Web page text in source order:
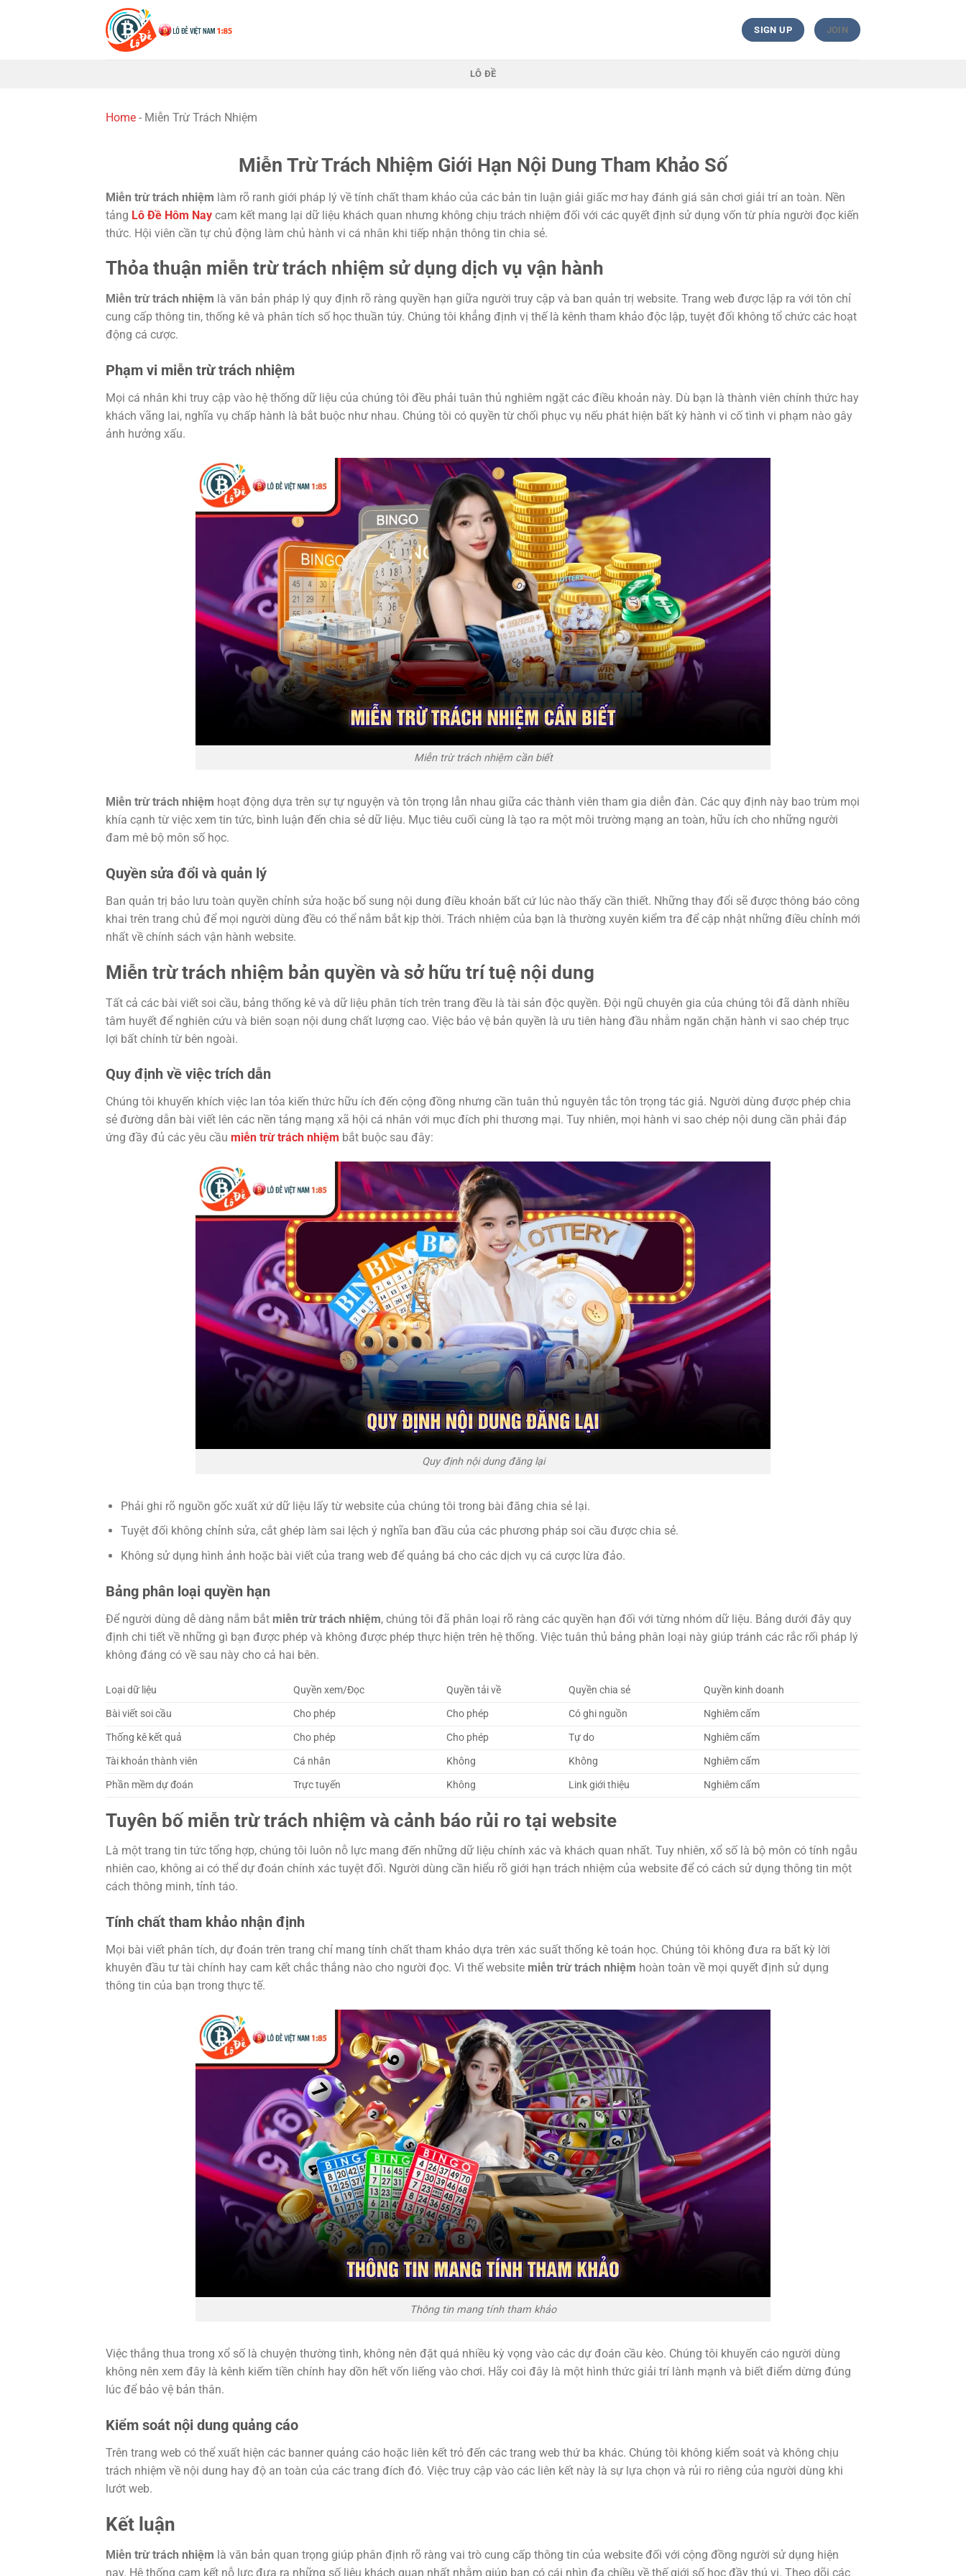
SIGN UP JOIN
LÔ ĐỀ
Home - Miễn Trừ Trách Nhiệm
Miễn Trừ Trách Nhiệm Giới Hạn Nội Dung Tham Khảo Số
Miễn trừ trách nhiệm làm rõ ranh giới pháp lý về tính chất tham khảo của các bản tin luận giải giấc mơ hay đánh giá sân chơi giải trí an toàn. Nền
tảng Lô Đề Hôm Nay cam kết mang lại dữ liệu khách quan nhưng không chịu trách nhiệm đối với các quyết định sử dụng vốn từ phía người đọc kiến
thức. Hội viên cần tự chủ động làm chủ hành vi cá nhân khi tiếp nhận thông tin chia sẻ.
Thỏa thuận miễn trừ trách nhiệm sử dụng dịch vụ vận hành
Miễn trừ trách nhiệm là văn bản pháp lý quy định rõ ràng quyền hạn giữa người truy cập và ban quản trị website. Trang web được lập ra với tôn chỉ
cung cấp thông tin, thống kê và phân tích số học thuần túy. Chúng tôi khẳng định vị thế là kênh tham khảo độc lập, tuyệt đối không tổ chức các hoạt
động cá cược.
Phạm vi miễn trừ trách nhiệm
Mọi cá nhân khi truy cập vào hệ thống dữ liệu của chúng tôi đều phải tuân thủ nghiêm ngặt các điều khoản này. Dù bạn là thành viên chính thức hay
khách vãng lai, nghĩa vụ chấp hành là bắt buộc như nhau. Chúng tôi có quyền từ chối phục vụ nếu phát hiện bất kỳ hành vi cố tình vi phạm nào gây
ảnh hưởng xấu.
Miễn trừ trách nhiệm cần biết
Miễn trừ trách nhiệm hoạt động dựa trên sự tự nguyện và tôn trọng lẫn nhau giữa các thành viên tham gia diễn đàn. Các quy định này bao trùm mọi
khía cạnh từ việc xem tin tức, bình luận đến chia sẻ dữ liệu. Mục tiêu cuối cùng là tạo ra một môi trường mạng an toàn, hữu ích cho những người
đam mê bộ môn số học.
Quyền sửa đổi và quản lý
Ban quản trị bảo lưu toàn quyền chỉnh sửa hoặc bổ sung nội dung điều khoản bất cứ lúc nào thấy cần thiết. Những thay đổi sẽ được thông báo công
khai trên trang chủ để mọi người dùng đều có thể nắm bắt kịp thời. Trách nhiệm của bạn là thường xuyên kiểm tra để cập nhật những điều chỉnh mới
nhất về chính sách vận hành website.
Miễn trừ trách nhiệm bản quyền và sở hữu trí tuệ nội dung
Tất cả các bài viết soi cầu, bảng thống kê và dữ liệu phân tích trên trang đều là tài sản độc quyền. Đội ngũ chuyên gia của chúng tôi đã dành nhiều
tâm huyết để nghiên cứu và biên soạn nội dung chất lượng cao. Việc bảo vệ bản quyền là ưu tiên hàng đầu nhằm ngăn chặn hành vi sao chép trục
lợi bất chính từ bên ngoài.
Quy định về việc trích dẫn
Chúng tôi khuyến khích việc lan tỏa kiến thức hữu ích đến cộng đồng nhưng cần tuân thủ nguyên tắc tôn trọng tác giả. Người dùng được phép chia
sẻ đường dẫn bài viết lên các nền tảng mạng xã hội cá nhân với mục đích phi thương mại. Tuy nhiên, mọi hành vi sao chép nội dung cần phải đáp
ứng đầy đủ các yêu cầu miễn trừ trách nhiệm bắt buộc sau đây:
Quy định nội dung đăng lại
Phải ghi rõ nguồn gốc xuất xứ dữ liệu lấy từ website của chúng tôi trong bài đăng chia sẻ lại.
Tuyệt đối không chỉnh sửa, cắt ghép làm sai lệch ý nghĩa ban đầu của các phương pháp soi cầu được chia sẻ.
Không sử dụng hình ảnh hoặc bài viết của trang web để quảng bá cho các dịch vụ cá cược lừa đảo.
Bảng phân loại quyền hạn
Để người dùng dễ dàng nắm bắt miễn trừ trách nhiệm, chúng tôi đã phân loại rõ ràng các quyền hạn đối với từng nhóm dữ liệu. Bảng dưới đây quy
định chi tiết về những gì bạn được phép và không được phép thực hiện trên hệ thống. Việc tuân thủ bảng phân loại này giúp tránh các rắc rối pháp lý
không đáng có về sau này cho cả hai bên.
Loại dữ liệu Quyền xem/Đọc Quyền tải về Quyền chia sẻ
Quyền kinh doanh
Bài viết soi cầu
Cho phép Cho phép Có ghi nguồn
Nghiêm cấm
Thống kê kết quả
Cho phép Cho phép Tự do
Nghiêm cấm
Tài khoản thành viên
Cá nhân Không Không
Nghiêm cấm
Phần mềm dự đoán
Trực tuyến Không Link giới thiệu Nghiêm cấm
Tuyên bố miễn trừ trách nhiệm và cảnh báo rủi ro tại website
Là một trang tin tức tổng hợp, chúng tôi luôn nỗ lực mang đến những dữ liệu chính xác và khách quan nhất. Tuy nhiên, xổ số là bộ môn có tính ngẫu
nhiên cao, không ai có thể dự đoán chính xác tuyệt đối. Người dùng cần hiểu rõ giới hạn trách nhiệm của website để có cách sử dụng thông tin một
cách thông minh, tỉnh táo.
Tính chất tham khảo nhận định
Mọi bài viết phân tích, dự đoán trên trang chỉ mang tính chất tham khảo dựa trên xác suất thống kê toán học. Chúng tôi không đưa ra bất kỳ lời
khuyên đầu tư tài chính hay cam kết chắc thắng nào cho người đọc. Vì thế website miễn trừ trách nhiệm hoàn toàn về mọi quyết định sử dụng
thông tin của bạn trong thực tế.
Thông tin mang tính tham khảo
Việc thắng thua trong xổ số là chuyện thường tình, không nên đặt quá nhiều kỳ vọng vào các dự đoán cầu kèo. Chúng tôi khuyến cáo người dùng
không nên xem đây là kênh kiếm tiền chính hay dồn hết vốn liếng vào chơi. Hãy coi đây là một hình thức giải trí lành mạnh và biết điểm dừng đúng
lúc để bảo vệ bản thân.
Kiểm soát nội dung quảng cáo
Trên trang web có thể xuất hiện các banner quảng cáo hoặc liên kết trỏ đến các trang web thứ ba khác. Chúng tôi không kiểm soát và không chịu
trách nhiệm về nội dung hay độ an toàn của các trang đích đó. Việc truy cập vào các liên kết này là sự lựa chọn và rủi ro riêng của người dùng khi
lướt web.
Kết luận
Miễn trừ trách nhiệm là văn bản quan trọng giúp phân định rõ ràng vai trò cung cấp thông tin của website đối với cộng đồng người sử dụng hiện
nay. Hệ thống cam kết nỗ lực đưa ra những số liệu khách quan nhất nhằm giúp bạn có cái nhìn đa chiều về thế giới số học đầy thú vị. Theo dõi các